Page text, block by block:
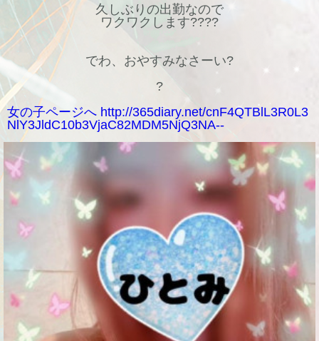
久しぶりの出勤なので
ワクワクします????
でわ、おやすみなさーい?
?
女の子ページへ http://365diary.net/cnF4QTBlL3R0L3
NlY3JldC10b3VjaC82MDM5NjQ3NA--